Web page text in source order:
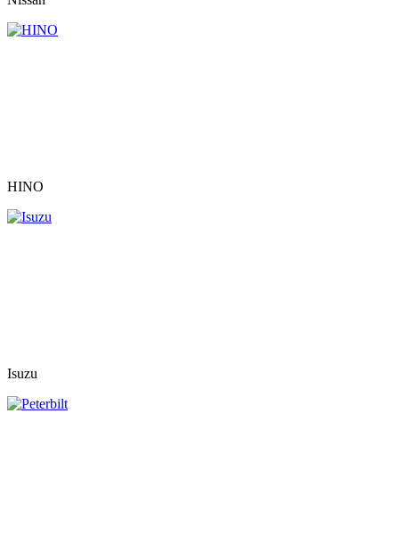
HINO
Isuzu